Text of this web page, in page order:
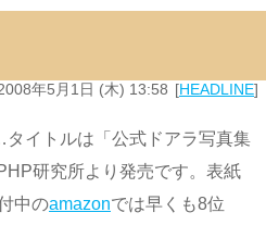
年5月1日 (木) 13:58 HEADLINE
イトルは「公式ドアラ写真集
研究所より発売です。表紙
中のamazonでは早くも8位